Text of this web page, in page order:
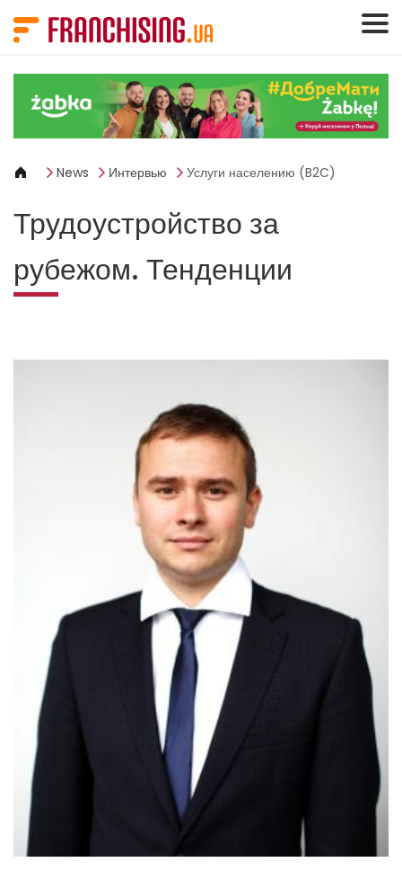
News Интервью Услуги населению (B2C)
Трудоустройство за
рубежом. Тенденции